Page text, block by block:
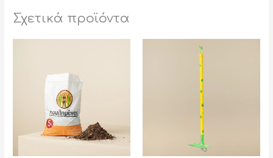
Σχετικά προϊόντα